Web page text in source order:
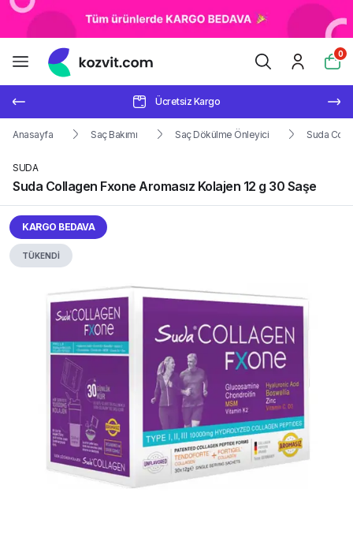
0
Ücretsiz Kargo
Anasayfa Saç Bakımı Saç Dökülme Önleyici Suda
SUDA
Suda Collagen Fxone Aromasız Kolajen 12 g 30 Saşe
KARGO BEDAVA
TÜKENDİ